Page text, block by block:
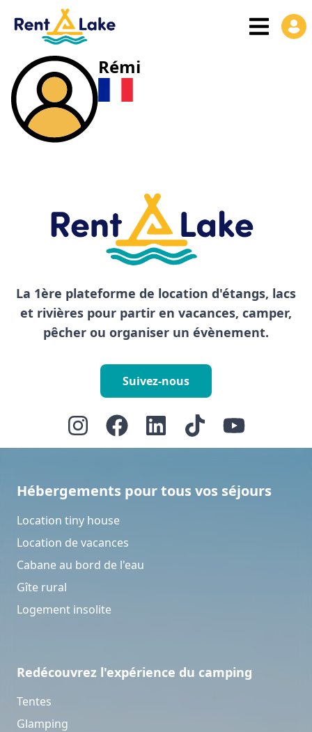
Rémi
La 1ère plateforme de location d'étangs, lacs
et rivières pour partir en vacances, camper,
pêcher ou organiser un évènement.
Suivez-nous
Hébergements pour tous vos séjours
Location tiny house
Location de vacances
Cabane au bord de l'eau
Gîte rural
Logement insolite
Redécouvrez l'expérience du camping
Tentes
Glamping